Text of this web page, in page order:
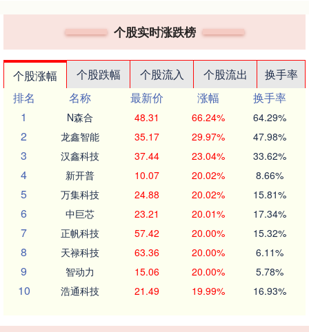
个股实时涨跌榜
个股涨幅 个股跌幅 个股流入 个股流出
换手率
排名
名称 最新价 涨幅
换手率
1
N森合 48.31 66.24% 64.29%
2 龙鑫智能 35.17 29.97% 47.98%
3 汉鑫科技 37.44 23.04% 33.62%
4 新开普 10.07 20.02% 8.66%
5 万集科技 24.88 20.02% 15.81%
6 中巨芯 23.21 20.01% 17.34%
7 正帆科技 57.42 20.00% 15.32%
8 天禄科技 63.36 20.00% 6.11%
9 智动力 15.06 20.00% 5.78%
10 浩通科技 21.49 19.99% 16.93%